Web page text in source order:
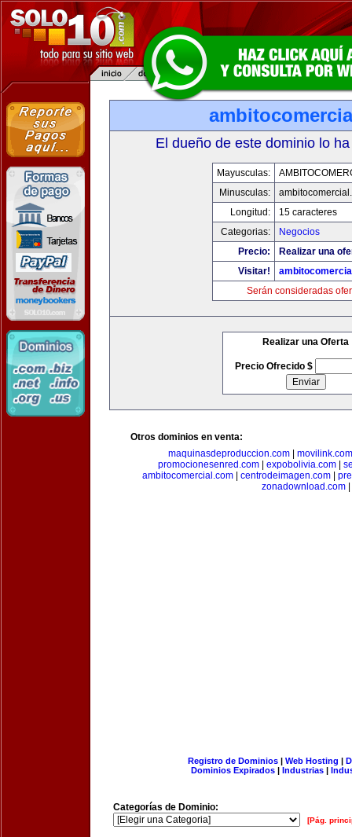
El dueño de este dominio lo
Mayusculas:
Minusculas:
Longitud:
15 caracteres
Categorias:
Negocios
Precio:
Realizar una
Visitar!
Serán consideradas
Realizar una Oferta
Precio Ofrecido $
Otros dominios en venta:
maquinasdeproduccion.com
movilink.com
promocionesenred.com| expobolivia.com|
ambitocomercial.com| centrodeimagen.com|
zonadownload.com|
Registro de Dominios| Web Hosting |
Dominios Expirados | Industrias |
Categorías de Dominio:
[Pág.